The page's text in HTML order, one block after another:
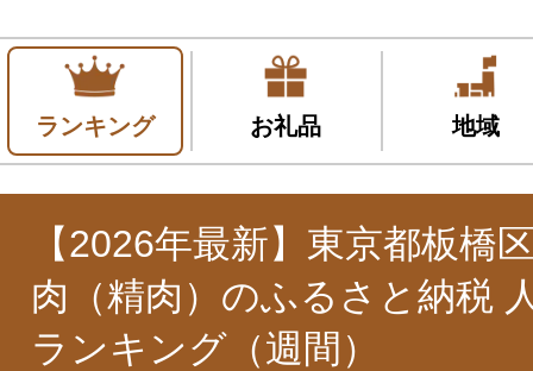
ランキング お礼品 地域
【2026年最新】東京都板橋
肉（精肉）のふるさと納税
ランキング（週間）